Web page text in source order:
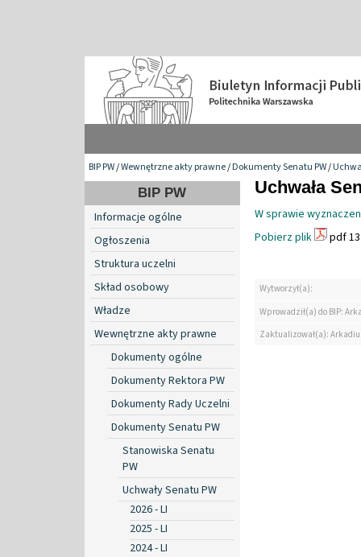
BIP PW/Wewnętrzne akty prawne/Dokumenty Senatu PW/
BIP PW
Informacje ogólne
Ogłoszenia
Struktura uczelni
Skład osobowy
Władze
Wewnętrzne akty prawne
Dokumenty ogólne
Dokumenty Rektora PW
Dokumenty Rady Uczelni
Dokumenty Senatu PW
Stanowiska Senatu
PW
Uchwały Senatu PW
2026 - LI
2025 - LI
2024 - LI
Uchwała
W sprawie
Pobierz plik
pdf
Wytworzył(a):
Wprowadził(a) do BIP:
Zaktualizował(a):